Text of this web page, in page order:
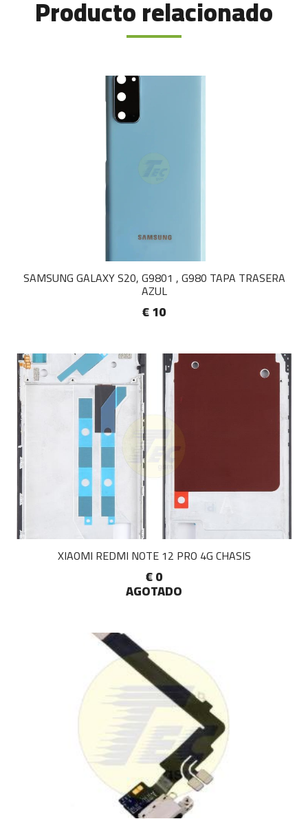
Producto relacionado
SAMSUNG GALAXY S20, G9801 , G980 TAPA TRASERA
AZUL
€ 10
XIAOMI REDMI NOTE 12 PRO 4G CHASIS
€ 0
AGOTADO